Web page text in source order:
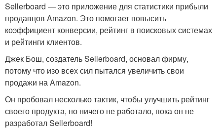
Sellerboard — это приложение для статистики прибыли
продавцов Amazon. Это помогает повысить
коэффициент конверсии, рейтинг в поисковых системах
и рейтинги клиентов.
Джек Бош, создатель Sellerboard, основал фирму,
потому что изо всех сил пытался увеличить свои
продажи на Amazon.
Он пробовал несколько тактик, чтобы улучшить рейтинг
своего продукта, но ничего не работало, пока он не
разработал Sellerboard!